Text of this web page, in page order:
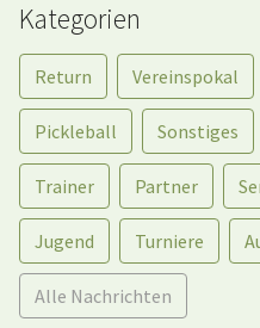
Kategorien
Return Vereinspokal
Pickleball Sonstiges
Trainer Partner
Jugend Turniere
Alle Nachrichten